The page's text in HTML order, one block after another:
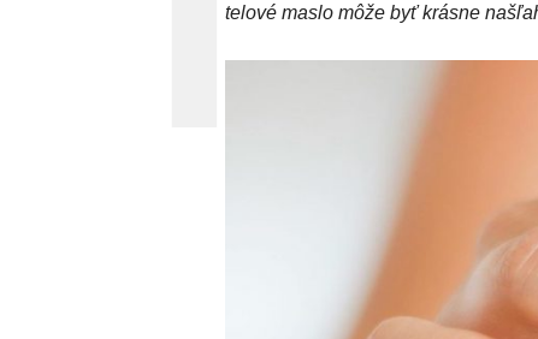
telové maslo môže byť krásne